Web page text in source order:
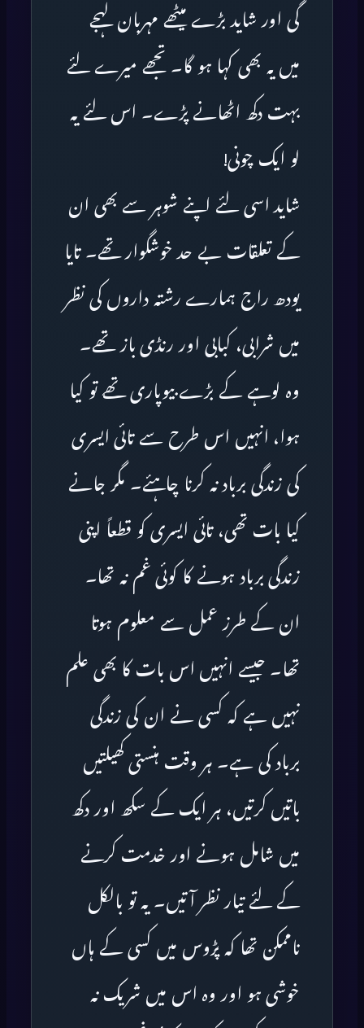
گی اور شاید بڑے میٹھے مہربان لہجے
میں یہ بھی کہا ہو گا۔ تجھے میرے لئے
بہت دکھ اٹھانے پڑے۔ اس لئے یہ
لو ایک چونی!
شاید اسی لئے اپنے شوہر سے بھی ان
کے تعلقات بے حد خوشگوار تھے۔ تایا
یودھ راج ہمارے رشتہ داروں کی نظر
میں شرابی، کبابی اور رنڈی باز تھے۔
وہ لوہے کے بڑے بیوپاری تھے تو کیا
ہوا، انہیں اس طرح سے تائی ایسری
کی زندگی برباد نہ کرنا چاہئے۔ مگر جانے
کیا بات تھی، تائی ایسری کو قطعاً اپنی
زندگی برباد ہونے کا کوئی غم نہ تھا۔
ان کے طرز عمل سے معلوم ہوتا
تھا۔ جیسے انہیں اس بات کا بھی علم
نہیں ہے کہ کسی نے ان کی زندگی
برباد کی ہے۔ ہر وقت ہنستی کھیلتیں
باتیں کرتیں، ہر ایک کے سکھ اور دکھ
میں شامل ہونے اور خدمت کرنے
کے لئے تیار نظر آتیں۔ یہ تو بالکل
ناممکن تھا کہ پڑوس میں کسی کے ہاں
خوشی ہو اور وہ اس میں شریک نہ